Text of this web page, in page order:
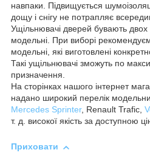
навпаки. Підвищується
дощу і снігу не потрапляє
Ущільнювачі дверей бувають двох
модельні. При виборі
модельні, які виготовлені
Такі ущільнювачі зможуть по
призначення.
На сторінках нашого інтернет
надано широкий перелік
Mercedes Sprinter, Renault Trafic,
т. д. високої якість за доступною
Приховати